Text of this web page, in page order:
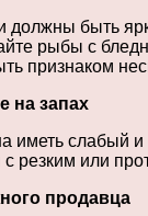
быть
рыбы с
признаком
на запах
иметь слабый и
резким или
продавца